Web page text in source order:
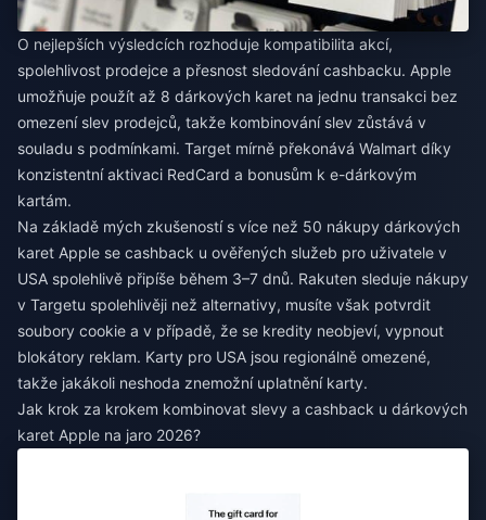
O nejlepších výsledcích rozhoduje kompatibilita akcí,
spolehlivost prodejce a přesnost sledování cashbacku. Apple
umožňuje použít až 8 dárkových karet na jednu transakci bez
omezení slev prodejců, takže kombinování slev zůstává v
souladu s podmínkami. Target mírně překonává Walmart díky
konzistentní aktivaci RedCard a bonusům k e-dárkovým
kartám.
Na základě mých zkušeností s více než 50 nákupy dárkových
karet Apple se cashback u ověřených služeb pro uživatele v
USA spolehlivě připíše během 3–7 dnů. Rakuten sleduje nákupy
v Targetu spolehlivěji než alternativy, musíte však potvrdit
soubory cookie a v případě, že se kredity neobjeví, vypnout
blokátory reklam. Karty pro USA jsou regionálně omezené,
takže jakákoli neshoda znemožní uplatnění karty.
Jak krok za krokem kombinovat slevy a cashback u dárkových
karet Apple na jaro 2026?